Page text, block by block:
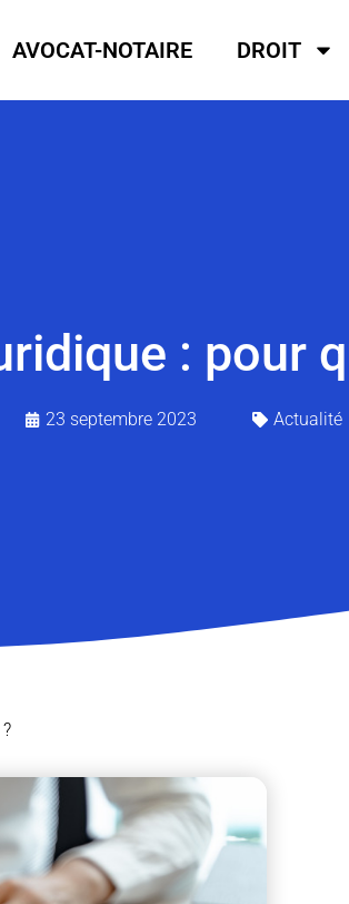
AVOCAT-NOTAIRE DROIT
: pour
23 septembre 2023 Actualité